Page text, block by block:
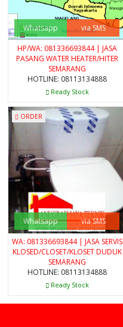
Whatsapp
via SMS
HP/WA: 081336693844 | JASA
PASANG WATER HEATER/HITER
SEMARANG
HOTLINE: 08113134888
Ready Stock
ORDER
Whatsapp
via SMS
WA: 081336693844 | JASA SERVIS
KLOSED/CLOSET/KLOSET DUDUK
SEMARANG
HOTLINE: 08113134888
Ready Stock